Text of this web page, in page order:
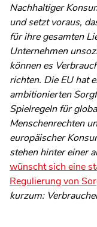
Nachhaltiger
und setzt voraus,
für ihre gesamten
Unternehmen
können es
richten. Die EU hat
ambitionierten
Spielregeln für
Menschenrechten
europäischer
stehen hinter einer
wünscht sich eine
Regulierung von
kurzum: